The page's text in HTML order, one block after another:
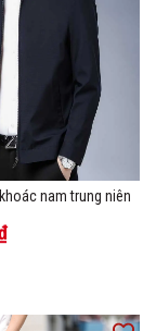
nam trung niên